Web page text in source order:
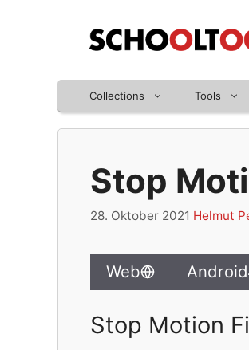
Collections Tools
Stop
28. Oktober 2021 Helmut
Web Android
Stop Motion